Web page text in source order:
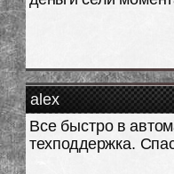
alex
Все быстро в
техподдержка.